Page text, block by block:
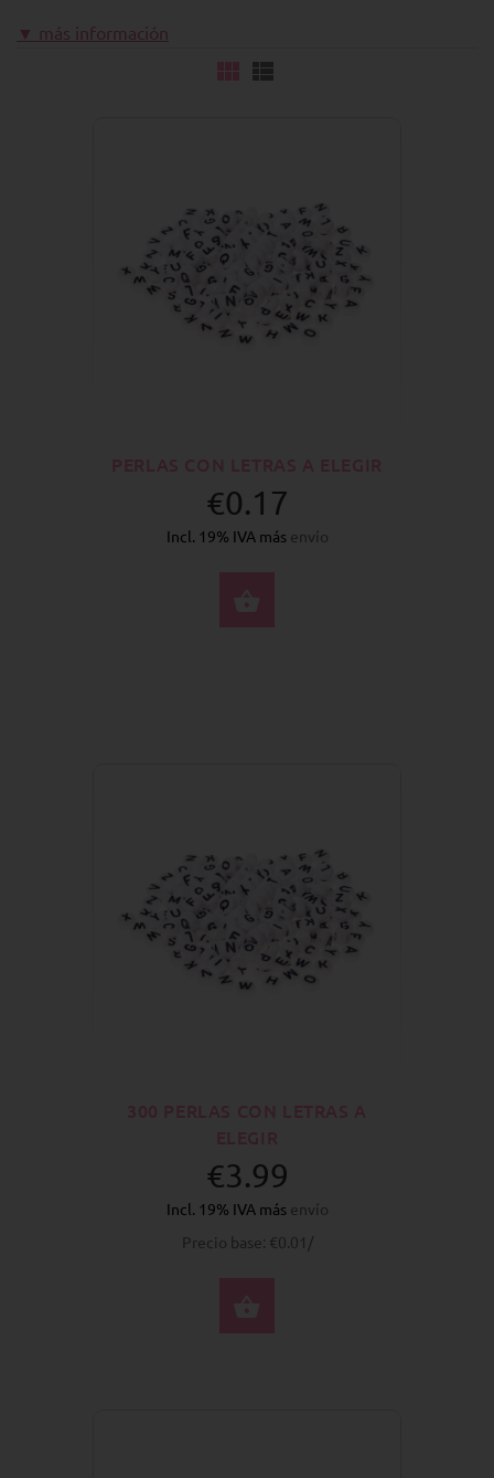
▼ más información
€0.17
Incl. 19% IVA más envío
€3.99
Incl. 19% IVA más envío
Precio base: €0.01/